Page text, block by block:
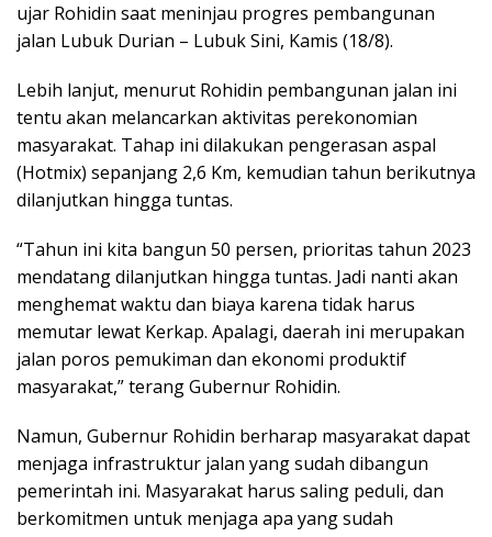
ujar Rohidin saat meninjau progres pembangunan
jalan Lubuk Durian – Lubuk Sini, Kamis (18/8).
Lebih lanjut, menurut Rohidin pembangunan jalan ini
tentu akan melancarkan aktivitas perekonomian
masyarakat. Tahap ini dilakukan pengerasan aspal
(Hotmix) sepanjang 2,6 Km, kemudian tahun berikutnya
dilanjutkan hingga tuntas.
“Tahun ini kita bangun 50 persen, prioritas tahun 2023
mendatang dilanjutkan hingga tuntas. Jadi nanti akan
menghemat waktu dan biaya karena tidak harus
memutar lewat Kerkap. Apalagi, daerah ini merupakan
jalan poros pemukiman dan ekonomi produktif
masyarakat,” terang Gubernur Rohidin.
Namun, Gubernur Rohidin berharap masyarakat dapat
menjaga infrastruktur jalan yang sudah dibangun
pemerintah ini. Masyarakat harus saling peduli, dan
berkomitmen untuk menjaga apa yang sudah